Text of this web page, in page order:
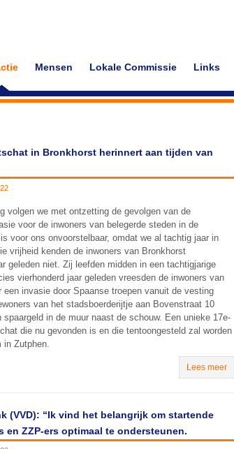
Mensen Lokale Commissie Links
in Bronkhorst herinnert aan tijden van
volgen we met ontzetting de gevolgen van de
voor de inwoners van belegerde steden in de
voor ons onvoorstelbaar, omdat we al tachtig jaar in
vrijheid kenden de inwoners van Bronkhorst
geleden niet. Zij leefden midden in een tachtigjarige
vierhonderd jaar geleden vreesden de inwoners van
een invasie door Spaanse troepen vanuit de vesting
van het stadsboerderijtje aan Bovenstraat 10
spaargeld in de muur naast de schouw. Een unieke 17e-
die nu gevonden is en die tentoongesteld zal worden
in Zutphen.
Lees meer
(VVD): “Ik vind het belangrijk om startende
en ZZP-ers optimaal te ondersteunen.